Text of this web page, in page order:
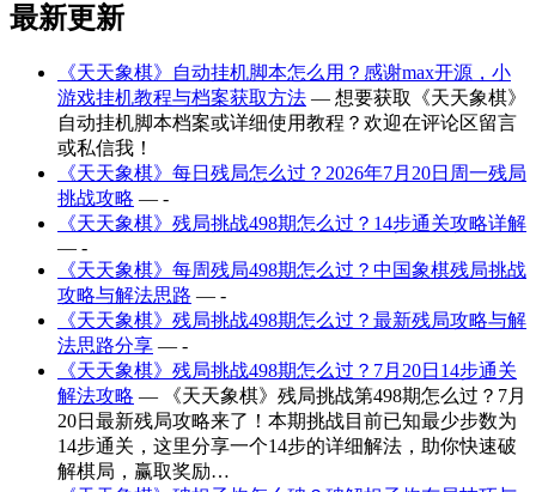
最新更新
《天天象棋》自动挂机脚本怎么用？感谢max开源，小
游戏挂机教程与档案获取方法 — 想要获取《天天象棋》
自动挂机脚本档案或详细使用教程？欢迎在评论区留言
或私信我！
《天天象棋》每日残局怎么过？2026年7月20日周一残局
挑战攻略 — -
《天天象棋》残局挑战498期怎么过？14步通关攻略详解
— -
《天天象棋》每周残局498期怎么过？中国象棋残局挑战
攻略与解法思路 — -
《天天象棋》残局挑战498期怎么过？最新残局攻略与解
法思路分享 — -
《天天象棋》残局挑战498期怎么过？7月20日14步通关
解法攻略 — 《天天象棋》残局挑战第498期怎么过？7月
20日最新残局攻略来了！本期挑战目前已知最少步数为
14步通关，这里分享一个14步的详细解法，助你快速破
解棋局，赢取奖励…